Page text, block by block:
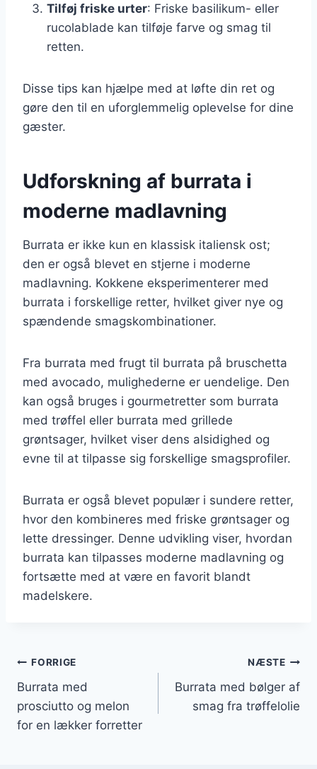
Tilføj friske urter: Friske basilikum- eller
rucolablade kan tilføje farve og smag til
retten.
Disse tips kan hjælpe med at løfte din ret og
gøre den til en uforglemmelig oplevelse for dine
gæster.
Udforskning af burrata i
moderne madlavning
Burrata er ikke kun en klassisk italiensk ost;
den er også blevet en stjerne i moderne
madlavning. Kokkene eksperimenterer med
burrata i forskellige retter, hvilket giver nye og
spændende smagskombinationer.
Fra burrata med frugt til burrata på bruschetta
med avocado, mulighederne er uendelige. Den
kan også bruges i gourmetretter som burrata
med trøffel eller burrata med grillede
grøntsager, hvilket viser dens alsidighed og
evne til at tilpasse sig forskellige smagsprofiler.
Burrata er også blevet populær i sundere retter,
hvor den kombineres med friske grøntsager og
lette dressinger. Denne udvikling viser, hvordan
burrata kan tilpasses moderne madlavning og
fortsætte med at være en favorit blandt
madelskere.
Indlægsnavigation
FORRIGE
Burrata med
prosciutto og melon
for en lækker forretter
NÆSTE
Burrata med bølger af
smag fra trøffelolie